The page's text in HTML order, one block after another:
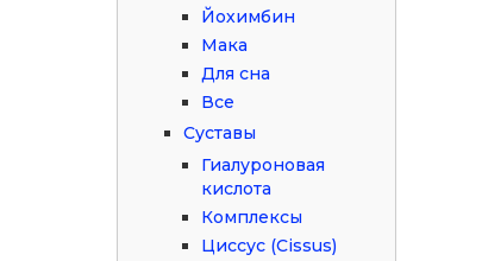
Йохимбин
Мака
Для сна
Все
Суставы
Гиалуроновая
кислота
Комплексы
Циссус (Cissus)